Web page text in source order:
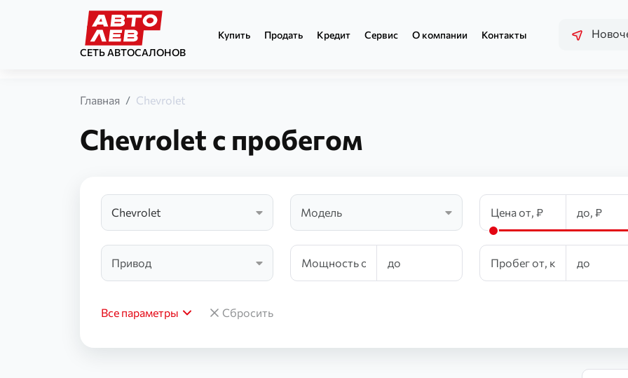
СЕТЬ АВТОСАЛОНОВ
Купить Продать Кредит Сервис О компании Контакты
Главная Chevrolet
Chevrolet с пробегом
Chevrolet ChevroletМодель
Привод
Все параметры Сбросить